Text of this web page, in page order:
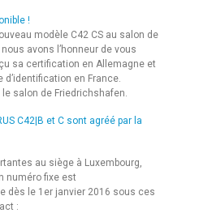
!
modèle C42 CS au salon de
avons l’honneur de vous
sa certification en Allemagne et
en France.
salon de Friedrichshafen.
C42|B et C sont agréé par la
au siège à Luxembourg,
numéro fixe est
dès le 1er janvier 2016 sous ces
: